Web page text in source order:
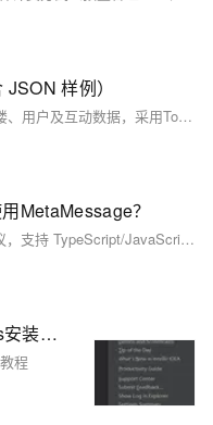
样例）
小红书笔记评论API支持获取主评、楼中楼、用户及互动数据，采用Token鉴权与游标分页（非页码），单页1–50条。含热度/时间排序、置顶标识、子评嵌套等字段，适用于舆情分析、竞品监控与用户反馈采集。（239字）
MetaMessage？
MetaMessage 是一种跨语言数据交换协议，支持 TypeScript/JavaScript（通过装饰器自动类型转换）、JSONC 文本与紧凑二进制 wire 格式，兼顾可读性、精度（如 bigint 表示 int64）与性能，旨在替代 JSON、Protobuf 等传统序列化方案。
Alibaba Java Coding Guidelines安装使用教程
程